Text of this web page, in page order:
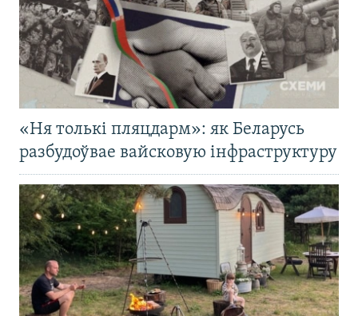
«Ня толькі пляцдарм»: як Беларусь
разбудоўвае вайсковую інфраструктуру